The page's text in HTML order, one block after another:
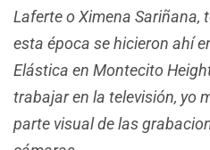
Laferte o Ximena Sariñana,
esta época se hicieron ahí
Elástica en Montecito
trabajar en la televisión, yo
parte visual de las